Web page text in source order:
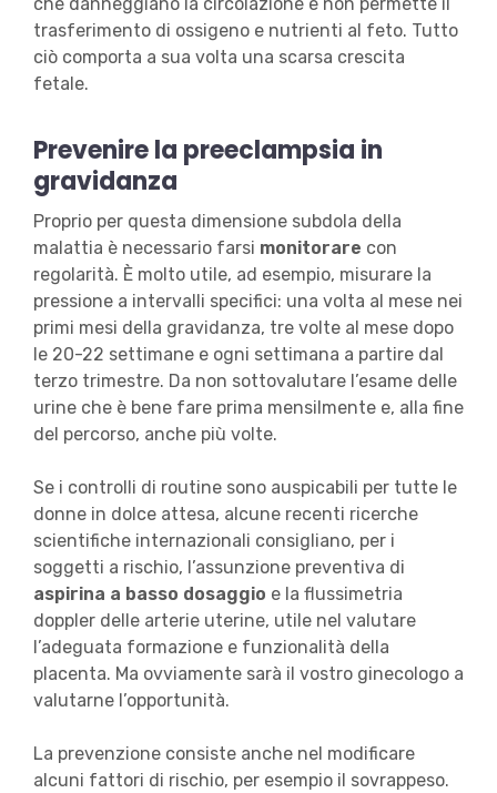
trasferimento di ossigeno e nutrienti al feto. Tutto
ciò comporta a sua volta una scarsa crescita
fetale.
Prevenire la preeclampsia in
gravidanza
Proprio per questa dimensione subdola della
malattia è necessario farsi monitorare con
regolarità. È molto utile, ad esempio, misurare la
pressione a intervalli specifici: una volta al mese nei
primi mesi della gravidanza, tre volte al mese dopo
le 20-22 settimane e ogni settimana a partire dal
terzo trimestre. Da non sottovalutare l’esame delle
urine che è bene fare prima mensilmente e, alla fine
del percorso, anche più volte.
Se i controlli di routine sono auspicabili per tutte le
donne in dolce attesa, alcune recenti ricerche
scientifiche internazionali consigliano, per i
soggetti a rischio, l’assunzione preventiva di
aspirina a basso dosaggio e la flussimetria
doppler delle arterie uterine, utile nel valutare
l’adeguata formazione e funzionalità della
placenta. Ma ovviamente sarà il vostro ginecologo a
valutarne l’opportunità.
La prevenzione consiste anche nel modificare
alcuni fattori di rischio, per esempio il sovrappeso.